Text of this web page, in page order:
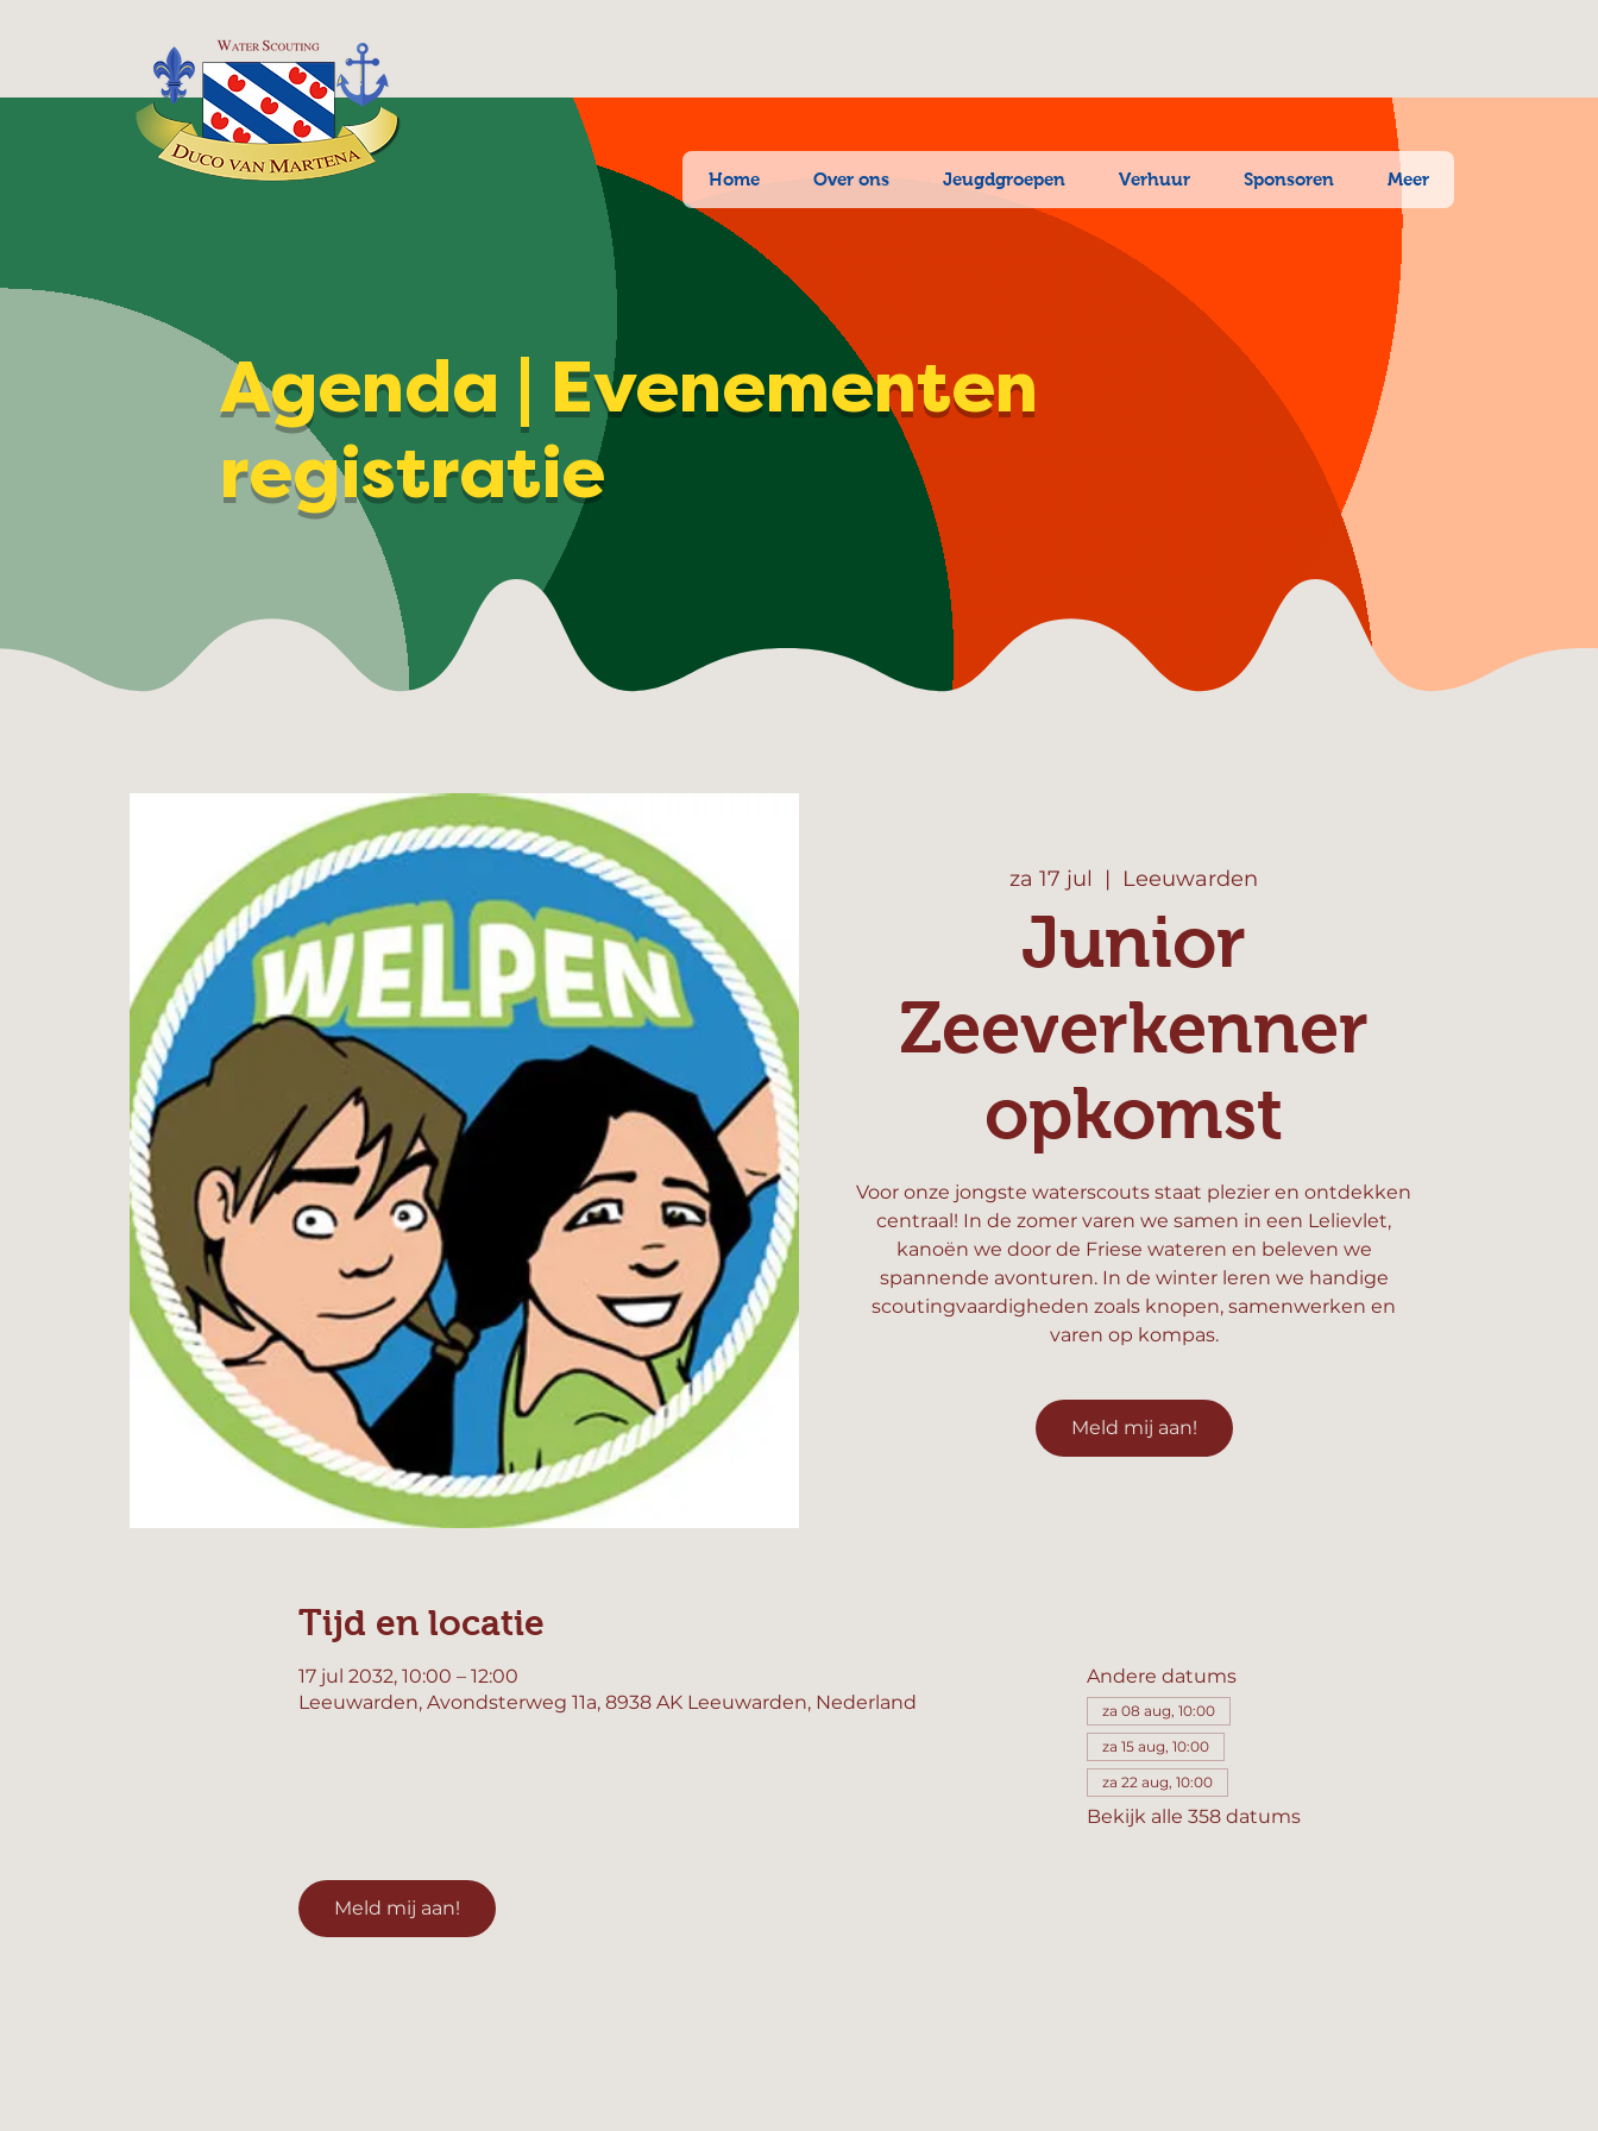
Home Over ons Jeugdgroepen Verhuur Sponsoren Meer
Agenda | Evenementen
registratie
za 17 jul
  |
Leeuwarden
Junior
Zeeverkenner
opkomst
Voor onze jongste waterscouts staat plezier en ontdekken
centraal! In de zomer varen we samen in een Lelievlet,
kanoën we door de Friese wateren en beleven we
spannende avonturen. In de winter leren we handige
scoutingvaardigheden zoals knopen, samenwerken en
varen op kompas.
Meld mij aan!
Tijd en locatie
17 jul 2032, 10:00 – 12:00
Leeuwarden, Avondsterweg 11a, 8938 AK Leeuwarden, Nederland
Andere datums
za 08 aug, 10:00
za 15 aug, 10:00
za 22 aug, 10:00
Bekijk alle 358 datums
Meld mij aan!